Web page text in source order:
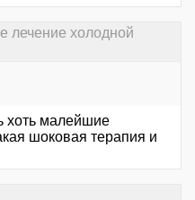
лечение холодной
хоть малейшие
шоковая терапия и